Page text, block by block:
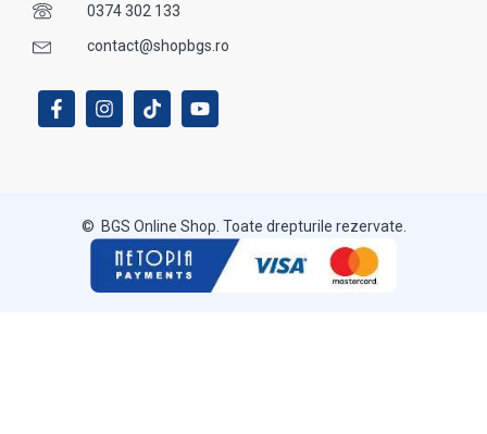
0374 302 133
contact@shopbgs.ro
© BGS Online Shop. Toate drepturile rezervate.